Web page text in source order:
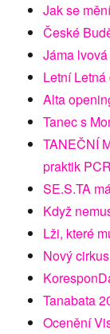
Jak se
České
Jáma lvová
Letní Letná
Alta
Tanec s
TANEČNÍ
praktik
SE.S.TA
Když
Lži, které
Nový
Tanabata
Ocenění